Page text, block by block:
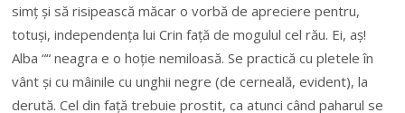
simț și să risipească măcar o vorbă de apreciere pentru,
totuși, independența lui Crin față de mogulul cel rău. Ei, aș!
Alba ““ neagra e o hoție nemiloasă. Se practică cu pletele în
vânt și cu mâinile cu unghii negre (de cerneală, evident), la
derută. Cel din față trebuie prostit, ca atunci când paharul se